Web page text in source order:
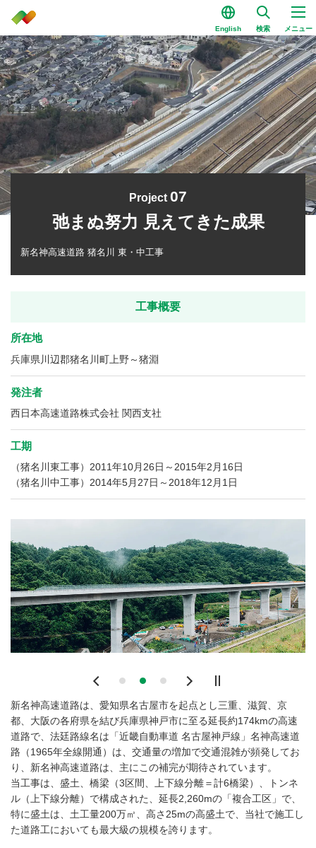
English 検索 メニュー
Project 07
弛まぬ努力 見えてきた成果
新名神高速道路 猪名川 東・中工事
工事概要
所在地
兵庫県川辺郡猪名川町上野～猪淵
発注者
西日本高速道路株式会社 関西支社
工期
（猪名川東工事）2011年10月26日～2015年2月16日
（猪名川中工事）2014年5月27日～2018年12月1日
Previous Next
新名神高速道路は、愛知県名古屋市を起点とし三重、滋賀、京
都、大阪の各府県を結び兵庫県神戸市に至る延長約174kmの高速
道路で、法廷路線名は「近畿自動車道 名古屋神戸線」名神高速道
路（1965年全線開通）は、交通量の増加で交通混雑が頻発してお
り、新名神高速道路は、主にこの補完が期待されています。
当工事は、盛土、橋梁（3区間、上下線分離＝計6橋梁）、トンネ
ル（上下線分離）で構成された、延長2,260mの「複合工区」で、
特に盛土は、土工量200万㎥、高さ25mの高盛土で、当社で施工し
た道路工においても最大級の規模を誇ります。